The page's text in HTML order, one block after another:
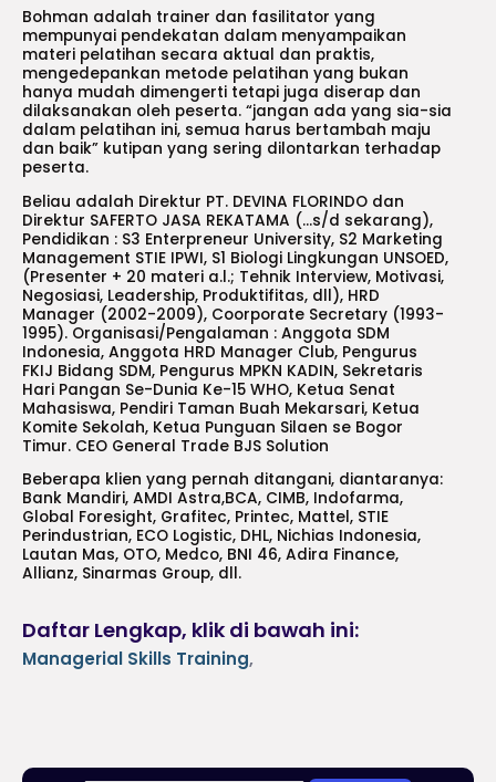
Bohman adalah trainer dan fasilitator yang
mempunyai pendekatan dalam menyampaikan
materi pelatihan secara aktual dan praktis,
mengedepankan metode pelatihan yang bukan
hanya mudah dimengerti tetapi juga diserap dan
dilaksanakan oleh peserta. “jangan ada yang sia-sia
dalam pelatihan ini, semua harus bertambah maju
dan baik” kutipan yang sering dilontarkan terhadap
peserta.
Beliau adalah Direktur PT. DEVINA FLORINDO dan
Direktur SAFERTO JASA REKATAMA (…s/d sekarang),
Pendidikan : S3 Enterpreneur University, S2 Marketing
Management STIE IPWI, S1 Biologi Lingkungan UNSOED,
(Presenter + 20 materi a.l.; Tehnik Interview, Motivasi,
Negosiasi, Leadership, Produktifitas, dll), HRD
Manager (2002-2009), Coorporate Secretary (1993-
1995). Organisasi/Pengalaman : Anggota SDM
Indonesia, Anggota HRD Manager Club, Pengurus
FKIJ Bidang SDM, Pengurus MPKN KADIN, Sekretaris
Hari Pangan Se-Dunia Ke-15 WHO, Ketua Senat
Mahasiswa, Pendiri Taman Buah Mekarsari, Ketua
Komite Sekolah, Ketua Punguan Silaen se Bogor
Timur. CEO General Trade BJS Solution
Beberapa klien yang pernah ditangani, diantaranya:
Bank Mandiri, AMDI Astra,BCA, CIMB, Indofarma,
Global Foresight, Grafitec, Printec, Mattel, STIE
Perindustrian, ECO Logistic, DHL, Nichias Indonesia,
Lautan Mas, OTO, Medco, BNI 46, Adira Finance,
Allianz, Sinarmas Group, dll.
Daftar Lengkap, klik di bawah ini:
Managerial Skills Training,